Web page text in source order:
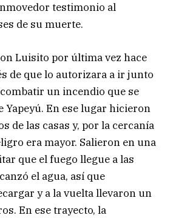
testimonio al
de su muerte.
Luisito por última vez hace
de que lo autorizara a ir junto
un incendio que se
Yapeyú. En ese lugar hicieron
de las casas y, por la cercanía
era mayor. Salieron en una
que el fuego llegue a las
el agua, así que
y a la vuelta llevaron un
En ese trayecto, la